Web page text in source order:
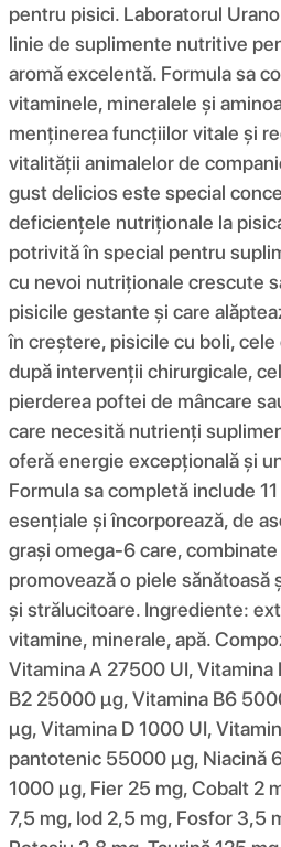
pentru pisici. Laboratorul
linie de suplimente nutritive
aromă excelentă. Formula sa
vitaminele, mineralele și
menținerea funcțiilor vitale și
vitalității animalelor de
gust delicios este special
deficiențele nutriționale la
potrivită în special pentru
cu nevoi nutriționale crescute
pisicile gestante și care
în creștere, pisicile cu boli,
după intervenții chirurgicale,
pierderea poftei de mâncare
care necesită nutrienți
oferă energie excepțională și
Formula sa completă include
esențiale și încorporează, de
grași omega-6 care,
promovează o piele sănătoasă
și strălucitoare. Ingrediente:
vitamine, minerale, apă.
Vitamina A 27500 UI,
B2 25000 μg, Vitamina B6
μg, Vitamina D 1000 UI,
pantotenic 55000 μg, Niacină
1000 μg, Fier 25 mg, Cobalt 2
7,5 mg, Iod 2,5 mg, Fosfor 3,5